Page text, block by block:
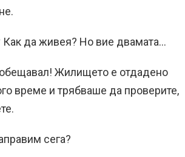
Как да живея? Но вие двамата…
Жилището е отдадено
време и трябваше да проверите,
сега?